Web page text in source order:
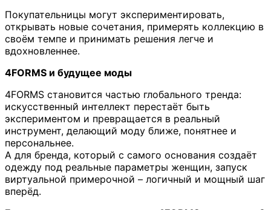
Покупательницы могут экспериментировать,
открывать новые сочетания, примерять коллекцию в
своём темпе и принимать решения легче и
вдохновленнее.
4FORMS и будущее моды
4FORMS становится частью глобального тренда:
искусственный интеллект перестаёт быть
экспериментом и превращается в реальный
инструмент, делающий моду ближе, понятнее и
персональнее.
А для бренда, который с самого основания создаёт
одежду под реальные параметры женщин, запуск
виртуальной примерочной – логичный и мощный шаг
вперёд.